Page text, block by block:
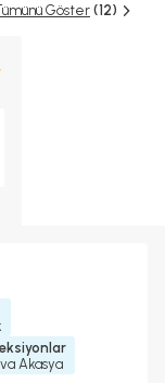
Göster (12)
Akasya